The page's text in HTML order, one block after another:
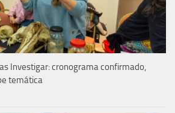
Investigar: cronograma confirmado,
temática